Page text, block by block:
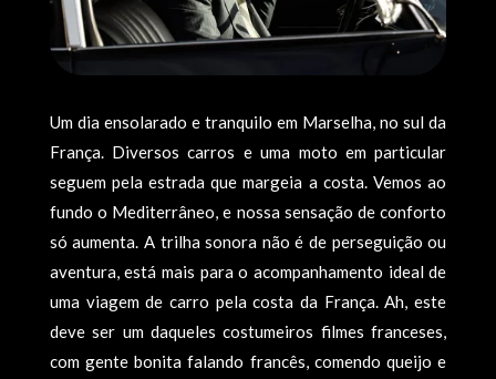
Um dia ensolarado e tranquilo em Marselha, no sul da
França. Diversos carros e uma moto em particular
seguem pela estrada que margeia a costa. Vemos ao
fundo o Mediterrâneo, e nossa sensação de conforto
só aumenta. A trilha sonora não é de perseguição ou
aventura, está mais para o acompanhamento ideal de
uma viagem de carro pela costa da França. Ah, este
deve ser um daqueles costumeiros filmes franceses,
com gente bonita falando francês, comendo queijo e